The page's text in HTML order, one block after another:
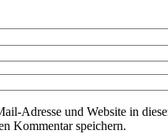
Adresse und Website in
Kommentar speichern.